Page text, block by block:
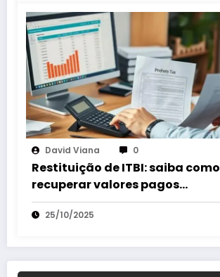
David Viana 0
Restituição de ITBI: saiba como
recuperar valores pagos
indevidamente rápido
25/10/2025